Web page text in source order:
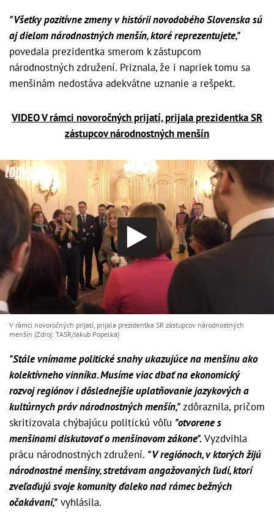
"Všetky pozitívne zmeny v histórii novodobého Slovenska sú
aj dielom národnostných menšín, ktoré reprezentujete,"
povedala prezidentka smerom k zástupcom
národnostných združení. Priznala, že i napriek tomu sa
menšinám nedostáva adekvátne uznanie a rešpekt.
VIDEO V rámci novoročných prijatí, prijala prezidentka SR
zástupcov národnostných menšín
V rámci novoročných prijatí, prijala prezidentka SR zástupcov národnostných
menšín (Zdroj: TASR/Jakub Popelka)
"Stále vnímame politické snahy ukazujúce na menšinu ako
kolektívneho vinníka. Musíme viac dbať na ekonomický
rozvoj regiónov i dôslednejšie uplatňovanie jazykových a
kultúrnych práv národnostných menšín,"zdôraznila, pričom
skritizovala chýbajúcu politickú vôľu "otvorene s
menšinami diskutovať o menšinovom zákone".Vyzdvihla
prácu národnostných združení. "V regiónoch, v ktorých žijú
národnostné menšiny, stretávam angažovaných ľudí, ktorí
zveľaďujú svoje komunity ďaleko nad rámec bežných
očakávaní," vyhlásila.